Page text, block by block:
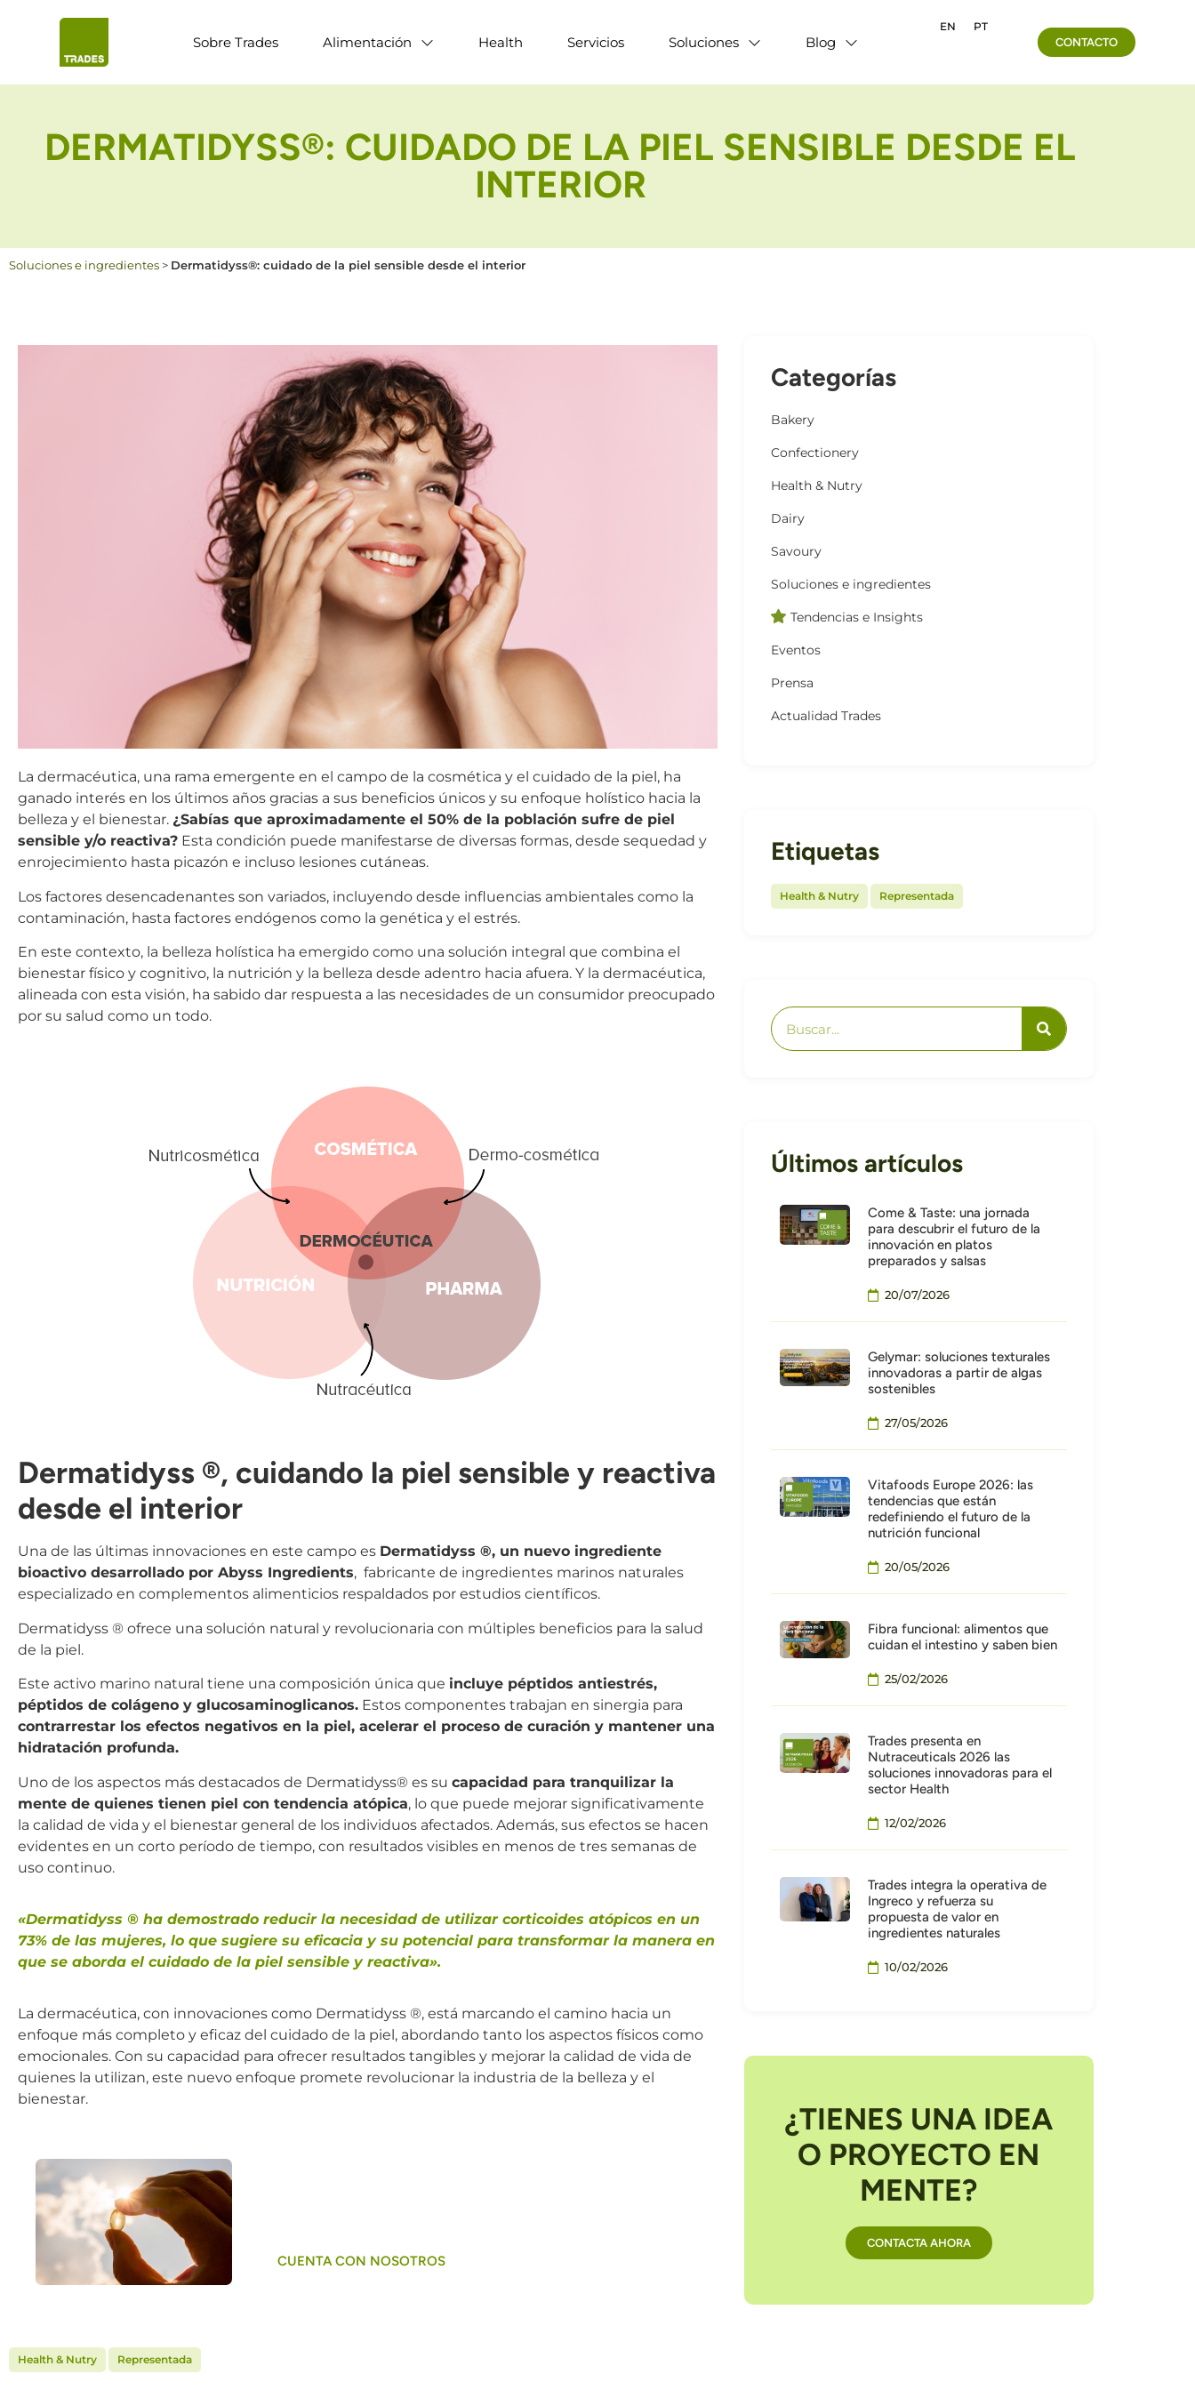
Sobre Trades Alimentación Health Servicios Soluciones Blog
EN
PT
CONTACTO
DERMATIDYSS®: CUIDADO DE LA PIEL SENSIBLE DESDE EL
INTERIOR
Soluciones e ingredientes > Dermatidyss®: cuidado de la piel sensible desde el interior
La dermacéutica, una rama emergente en el campo de la cosmética y el cuidado de la piel, ha
ganado interés en los últimos años gracias a sus beneficios únicos y su enfoque holístico hacia la
belleza y el bienestar. ¿Sabías que aproximadamente el 50% de la población sufre de piel
sensible y/o reactiva? Esta condición puede manifestarse de diversas formas, desde sequedad y
enrojecimiento hasta picazón e incluso lesiones cutáneas.
Los factores desencadenantes son variados, incluyendo desde influencias ambientales como la
contaminación, hasta factores endógenos como la genética y el estrés.
En este contexto, la belleza holística ha emergido como una solución integral que combina el
bienestar físico y cognitivo, la nutrición y la belleza desde adentro hacia afuera. Y la dermacéutica,
alineada con esta visión, ha sabido dar respuesta a las necesidades de un consumidor preocupado
por su salud como un todo.
Dermatidyss ®, cuidando la piel sensible y reactiva
desde el interior
Una de las últimas innovaciones en este campo es Dermatidyss ®, un nuevo ingrediente
bioactivo desarrollado por Abyss Ingredients, fabricante de ingredientes marinos naturales
especializado en complementos alimenticios respaldados por estudios científicos.
Dermatidyss ® ofrece una solución natural y revolucionaria con múltiples beneficios para la salud
de la piel.
Este activo marino natural tiene una composición única que incluye péptidos antiestrés,
péptidos de colágeno y glucosaminoglicanos. Estos componentes trabajan en sinergia para
contrarrestar los efectos negativos en la piel, acelerar el proceso de curación y mantener una
hidratación profunda.
Uno de los aspectos más destacados de Dermatidyss® es su capacidad para tranquilizar la
mente de quienes tienen piel con tendencia atópica, lo que puede mejorar significativamente
la calidad de vida y el bienestar general de los individuos afectados. Además, sus efectos se hacen
evidentes en un corto período de tiempo, con resultados visibles en menos de tres semanas de
uso continuo.
«Dermatidyss ® ha demostrado reducir la necesidad de utilizar corticoides atópicos en un
73% de las mujeres, lo que sugiere su eficacia y su potencial para transformar la manera en
que se aborda el cuidado de la piel sensible y reactiva».
La dermacéutica, con innovaciones como Dermatidyss ®, está marcando el camino hacia un
enfoque más completo y eficaz del cuidado de la piel, abordando tanto los aspectos físicos como
emocionales. Con su capacidad para ofrecer resultados tangibles y mejorar la calidad de vida de
quienes la utilizan, este nuevo enfoque promete revolucionar la industria de la belleza y el
bienestar.
CUENTA CON NOSOTROS
Health & Nutry Representada
Categorías
Bakery
Confectionery
Health & Nutry
Dairy
Savoury
Soluciones e ingredientes
Tendencias e Insights
Eventos
Prensa
Actualidad Trades
Etiquetas
Health & Nutry Representada
Últimos artículos
Come & Taste: una jornada
para descubrir el futuro de la
innovación en platos
preparados y salsas
20/07/2026
Gelymar: soluciones texturales
innovadoras a partir de algas
sostenibles
27/05/2026
Vitafoods Europe 2026: las
tendencias que están
redefiniendo el futuro de la
nutrición funcional
20/05/2026
Fibra funcional: alimentos que
cuidan el intestino y saben bien
25/02/2026
Trades presenta en
Nutraceuticals 2026 las
soluciones innovadoras para el
sector Health
12/02/2026
Trades integra la operativa de
Ingreco y refuerza su
propuesta de valor en
ingredientes naturales
10/02/2026
¿TIENES UNA IDEA
O PROYECTO EN
MENTE?
CONTACTA AHORA